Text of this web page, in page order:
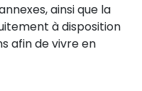
ainsi que la
à disposition
afin de vivre en